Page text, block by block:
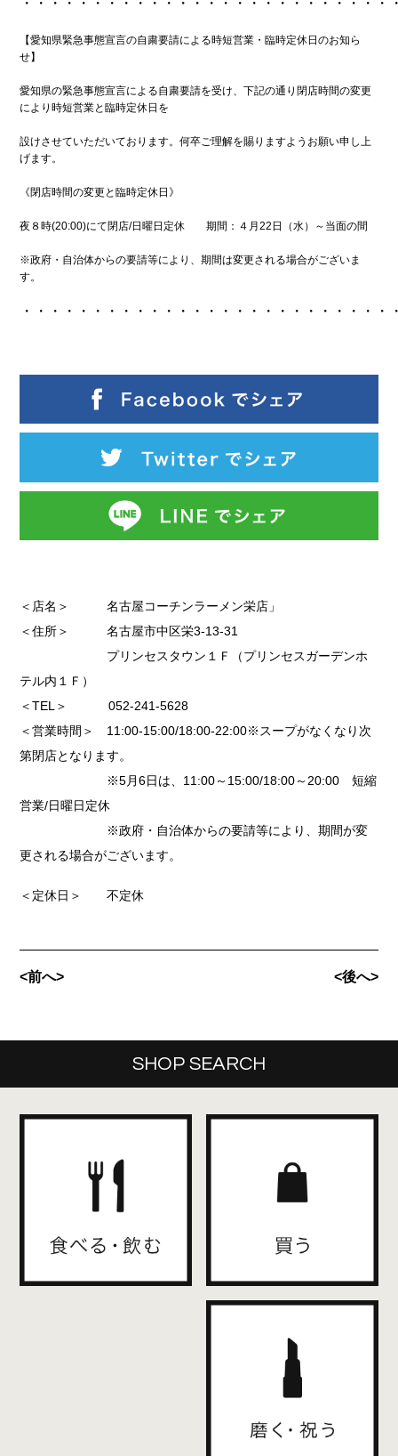
・・・・・・・・・・・・・・・・・・・・・・・・・
【愛知県緊急事態宣言の自粛要請による時短営業・臨時定休日のお知ら
せ】
愛知県の緊急事態宣言による自粛要請を受け、下記の通り閉店時間の変更
により時短営業と臨時定休日を
設けさせていただいております。何卒ご理解を賜りますようお願い申し上
げます。
《閉店時間の変更と臨時定休日》
夜８時(20:00)にて閉店/日曜日定休 期間：４月22日（水）～当面の間
※政府・自治体からの要請等により、期間は変更される場合がございま
す。
・・・・・・・・・・・・・・・・・・・・・・・・・
＜店名＞ 名古屋コーチンラーメン栄店」
＜住所＞ 名古屋市中区栄3-13-31
プリンセスタウン１Ｆ（プリンセスガーデンホ
テル内１Ｆ）
＜TEL＞ 052-241-5628
＜営業時間＞ 11:00-15:00/18:00-22:00※スープがなくなり次
第閉店となります。
※5月6日は、11:00～15:00/18:00～20:00 短縮
営業/日曜日定休
※政府・自治体からの要請等により、期間が変
更される場合がございます。
＜定休日＞ 不定休
<前へ> <後へ>
SHOP SEARCH